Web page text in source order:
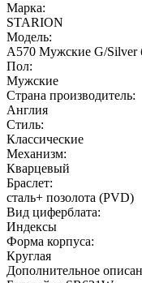
Марка:
STARION
Модель:
А570 Мужские G/Silvеr
Пол:
Мужские
Страна производитель:
Англия
Стиль:
Классические
Механизм:
Кварцевый
Браслет:
сталь+ позолота (PVD)
Вид циферблата:
Индексы
Форма корпуса:
Круглая
Дополнительное